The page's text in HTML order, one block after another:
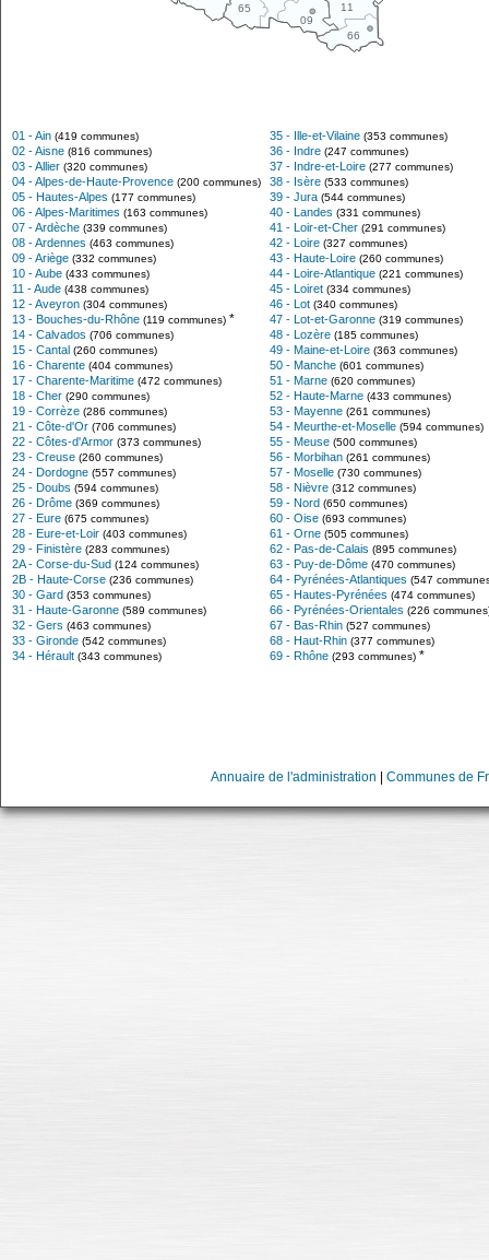
11
65
66
09
01 - Ain (419 communes)
02 - Aisne (816 communes)
03 - Allier (320 communes)
04 - Alpes-de-Haute-Provence (200 communes)
05 - Hautes-Alpes (177 communes)
06 - Alpes-Maritimes (163 communes)
07 - Ardèche (339 communes)
08 - Ardennes (463 communes)
09 - Ariège (332 communes)
10 - Aube (433 communes)
11 - Aude (438 communes)
12 - Aveyron (304 communes)
13 - Bouches-du-Rhône (119 communes) *
14 - Calvados (706 communes)
15 - Cantal (260 communes)
16 - Charente (404 communes)
17 - Charente-Maritime (472 communes)
18 - Cher (290 communes)
19 - Corrèze (286 communes)
21 - Côte-d'Or (706 communes)
22 - Côtes-d'Armor (373 communes)
23 - Creuse (260 communes)
24 - Dordogne (557 communes)
25 - Doubs (594 communes)
26 - Drôme (369 communes)
27 - Eure (675 communes)
28 - Eure-et-Loir (403 communes)
29 - Finistère (283 communes)
2A - Corse-du-Sud (124 communes)
2B - Haute-Corse (236 communes)
30 - Gard (353 communes)
31 - Haute-Garonne (589 communes)
32 - Gers (463 communes)
33 - Gironde (542 communes)
34 - Hérault (343 communes)
35 - Ille-et-Vilaine (353 communes)
36 - Indre (247 communes)
37 - Indre-et-Loire (277 communes)
38 - Isère (533 communes)
39 - Jura (544 communes)
40 - Landes (331 communes)
41 - Loir-et-Cher (291 communes)
42 - Loire (327 communes)
43 - Haute-Loire (260 communes)
44 - Loire-Atlantique (221 communes)
45 - Loiret (334 communes)
46 - Lot (340 communes)
47 - Lot-et-Garonne (319 communes)
48 - Lozère (185 communes)
49 - Maine-et-Loire (363 communes)
50 - Manche (601 communes)
51 - Marne (620 communes)
52 - Haute-Marne (433 communes)
53 - Mayenne (261 communes)
54 - Meurthe-et-Moselle (594 communes)
55 - Meuse (500 communes)
56 - Morbihan (261 communes)
57 - Moselle (730 communes)
58 - Nièvre (312 communes)
59 - Nord (650 communes)
60 - Oise (693 communes)
61 - Orne (505 communes)
62 - Pas-de-Calais (895 communes)
63 - Puy-de-Dôme (470 communes)
64 - Pyrénées-Atlantiques (547
65 - Hautes-Pyrénées (474 communes)
66 - Pyrénées-Orientales (226
67 - Bas-Rhin (527 communes)
68 - Haut-Rhin (377 communes)
69 - Rhône (293 communes) *
Annuaire de l'administration Communes de